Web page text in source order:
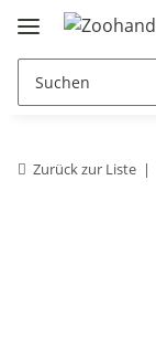
Zurück zur Liste